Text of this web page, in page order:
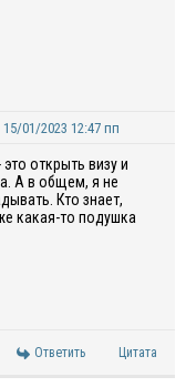
15/01/2023 12:47 пп
открыть визу и
А в общем, я не
Кто знает,
какая-то подушка
Ответить Цитата